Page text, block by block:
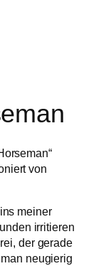
von
meiner
irritieren
der gerade
neugierig